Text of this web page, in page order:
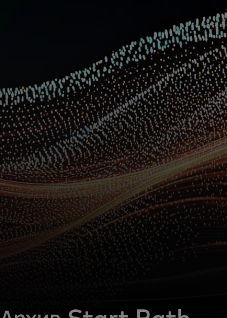
Для всего мира
Для новаторов
Новости и тренды